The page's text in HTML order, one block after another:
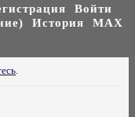
Войти
История МАХ
.